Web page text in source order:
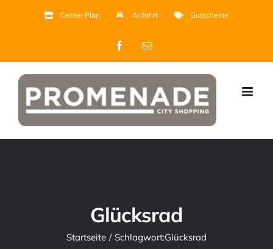
Center Plan Anfahrt Gutscheine
Facebook
E-
Glücksrad
Startseite Schlagwort:Glücksrad